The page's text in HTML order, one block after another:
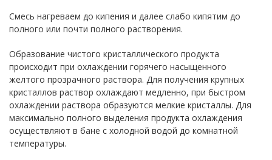
Смесь нагреваем до кипения и далее слабо кипятим до
полного или почти полного растворения.
Образование чистого кристаллического продукта
происходит при охлаждении горячего насыщенного
желтого прозрачного раствора. Для получения крупных
кристаллов раствор охлаждают медленно, при быстром
охлаждении раствора образуются мелкие кристаллы. Для
максимально полного выделения продукта охлаждения
осуществляют в бане с холодной водой до комнатной
температуры.